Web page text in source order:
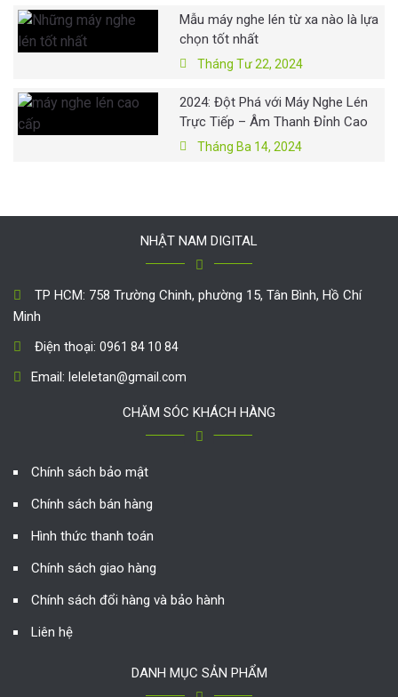
Mẫu máy nghe lén từ xa nào là lựa
chọn tốt nhất
Tháng Tư 22, 2024
2024: Đột Phá với Máy Nghe Lén
Trực Tiếp – Âm Thanh Đỉnh Cao
Tháng Ba 14, 2024
NHẬT NAM DIGITAL
TP HCM: 758 Trường Chinh, phường 15, Tân Bình, Hồ Chí
Minh
Điện thoại: 0961 84 10 84
Email: leleletan@gmail.com
CHĂM SÓC KHÁCH HÀNG
Chính sách bảo mật
Chính sách bán hàng
Hình thức thanh toán
Chính sách giao hàng
Chính sách đổi hàng và bảo hành
Liên hệ
DANH MỤC SẢN PHẨM